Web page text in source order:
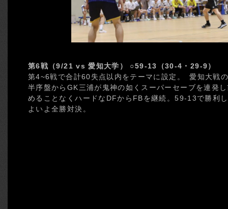
第6戦（9/21 vs 愛知大学） ○59-13（30-4・29-9）
第4~6戦で合計60失点以内をテーマに設定。 愛知大戦
半序盤からGK三浦が鬼神の如くスーパーセーブを連発
めることなくハードなDFからFBを継続。59-13で勝利
よいよ全勝対決。